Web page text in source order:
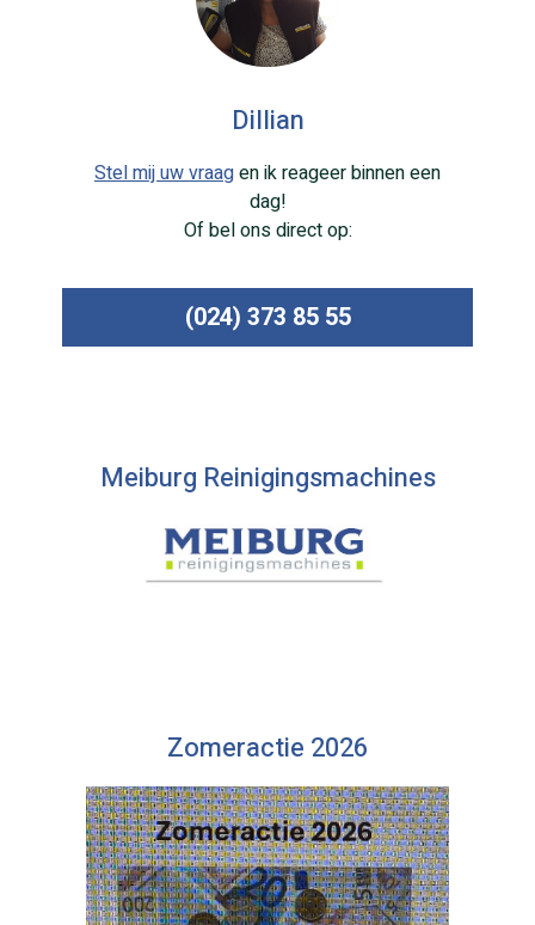
Dillian
Stel mij uw vraagen ik reageer binnen een
dag!
Of bel ons direct op:
(024) 373 85 55
Meiburg Reinigingsmachines
Zomeractie 2026